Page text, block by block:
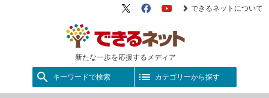
新たな一歩を応援するメディア
X（旧
FacebookYouTube
できるネットについて
キーワードで検索 カテゴリーから探す